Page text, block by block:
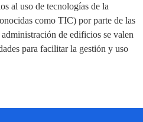
al uso de tecnologías de la
como TIC) por parte de las
de edificios se valen
para facilitar la gestión y uso